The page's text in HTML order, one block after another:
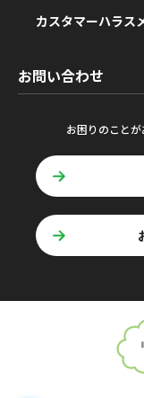
カスタマーハラス
お問い合わせ
お困りのことが